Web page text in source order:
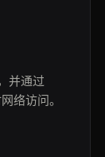
并通过
络访问。